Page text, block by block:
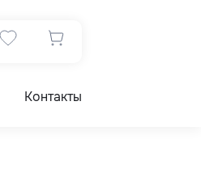
Контакты